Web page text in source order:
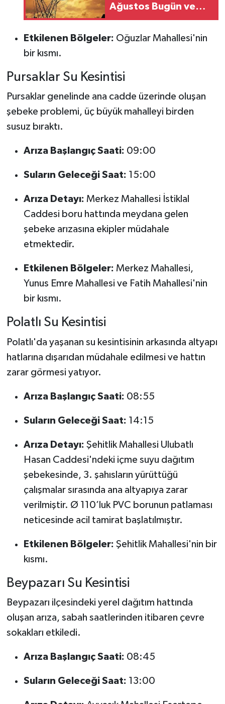
Ağustos Bugün ve
Yarın Çankaya,
Yenimahalle,
İlçede Elektrik
Etkilenen Bölgeler: Oğuzlar Mahallesi'nin
bir kısmı.
Pursaklar Su Kesintisi
Pursaklar genelinde ana cadde üzerinde oluşan
şebeke problemi, üç büyük mahalleyi birden
susuz bıraktı.
Arıza Başlangıç Saati: 09:00
Suların Geleceği Saat: 15:00
Arıza Detayı: Merkez Mahallesi İstiklal
Caddesi boru hattında meydana gelen
şebeke arızasına ekipler müdahale
etmektedir.
Etkilenen Bölgeler: Merkez Mahallesi,
Yunus Emre Mahallesi ve Fatih Mahallesi'nin
bir kısmı.
Polatlı Su Kesintisi
Polatlı'da yaşanan su kesintisinin arkasında altyapı
hatlarına dışarıdan müdahale edilmesi ve hattın
zarar görmesi yatıyor.
Arıza Başlangıç Saati: 08:55
Suların Geleceği Saat: 14:15
Arıza Detayı: Şehitlik Mahallesi Ulubatlı
Hasan Caddesi'ndeki içme suyu dağıtım
şebekesinde, 3. şahısların yürüttüğü
çalışmalar sırasında ana altyapıya zarar
verilmiştir. Ø 110’luk PVC borunun patlaması
neticesinde acil tamirat başlatılmıştır.
Etkilenen Bölgeler: Şehitlik Mahallesi'nin bir
kısmı.
Beypazarı Su Kesintisi
Beypazarı ilçesindeki yerel dağıtım hattında
oluşan arıza, sabah saatlerinden itibaren çevre
sokakları etkiledi.
Arıza Başlangıç Saati: 08:45
Suların Geleceği Saat: 13:00